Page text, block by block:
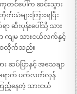
င်ပေါ်က ဆင်းသွား
များကြားရပြီး
ဆီးပုန်းပေါ်သို့ သား
ာ ကျမ သားငယ်လက်နှင့်
ထလိုက်သည်။
း ဆပ်ပြာနှင့် အသေချာ
ရောက် ပက်လက်လှန်
ြည့်နေတဲ့ သားငယ်